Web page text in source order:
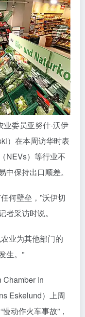
业委员亚努什-沃伊
）在本周访华时表
NEVs）等行业不
保持出口顺差。
何壁垒，”沃伊切
采访时说。
业为其他部门的
生。”
Chamber in
Eskelund）上周
动作火车事故”，